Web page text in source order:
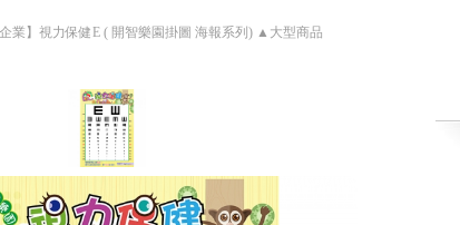
業】視力保健E ( 開智樂園掛圖 海報系列) ▲大型商品